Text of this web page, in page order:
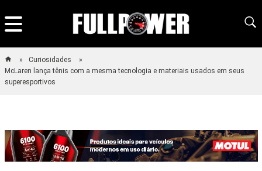
Curiosidades
McLaren lança tênis com a mesma tecnologia e materiais usados em seus
superesportivos